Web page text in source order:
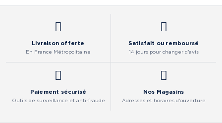
Livraison offerte
En France Métropolitaine
Satisfait ou remboursé
14 jours pour changer d'avis
Paiement sécurisé
Outils de surveillance et anti-fraude
Nos Magasins
Adresses et horaires d'ouverture